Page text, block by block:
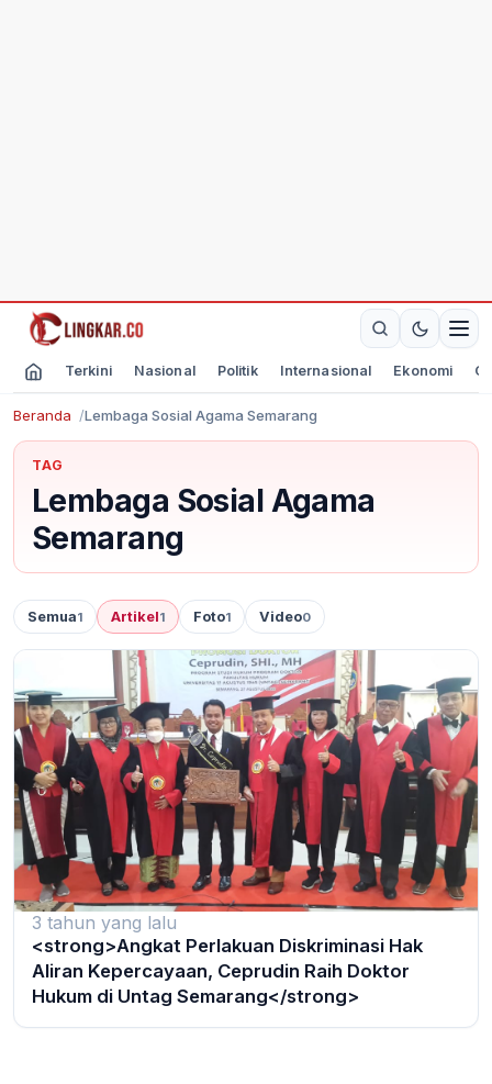
Terkini Nasional Politik Internasional Ekonomi
Beranda Lembaga Sosial Agama Semarang
TAG
Lembaga Sosial Agama
Semarang
Semua1 Artikel1 Foto1 Video0
3 tahun yang lalu
<strong>Angkat Perlakuan Diskriminasi Hak
Aliran Kepercayaan, Ceprudin Raih Doktor
Hukum di Untag Semarang</strong>